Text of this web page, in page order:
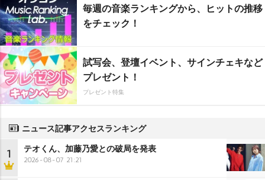
毎週の音楽ランキングから、ヒットの推移
をチェック！
試写会、登壇イベント、サインチェキなど
プレゼント！
プレゼント特集
ニュース記事アクセスランキング
1 テオくん、加藤乃愛との破局を発表
2026-08-07 21:21